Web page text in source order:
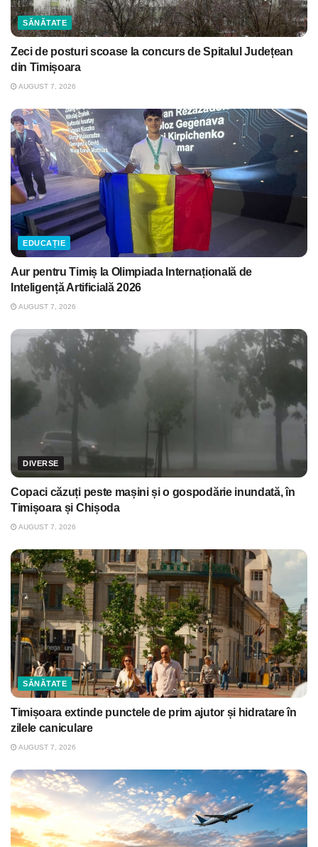
SĂNĂTATE
Zeci de posturi scoase la concurs de Spitalul Județean
din Timișoara
AUGUST 7, 2026
EDUCAȚIE
Aur pentru Timiș la Olimpiada Internațională de
Inteligență Artificială 2026
AUGUST 7, 2026
DIVERSE
Copaci căzuți peste mașini și o gospodărie inundată, în
Timișoara și Chișoda
AUGUST 7, 2026
SĂNĂTATE
Timișoara extinde punctele de prim ajutor și hidratare în
zilele caniculare
AUGUST 7, 2026